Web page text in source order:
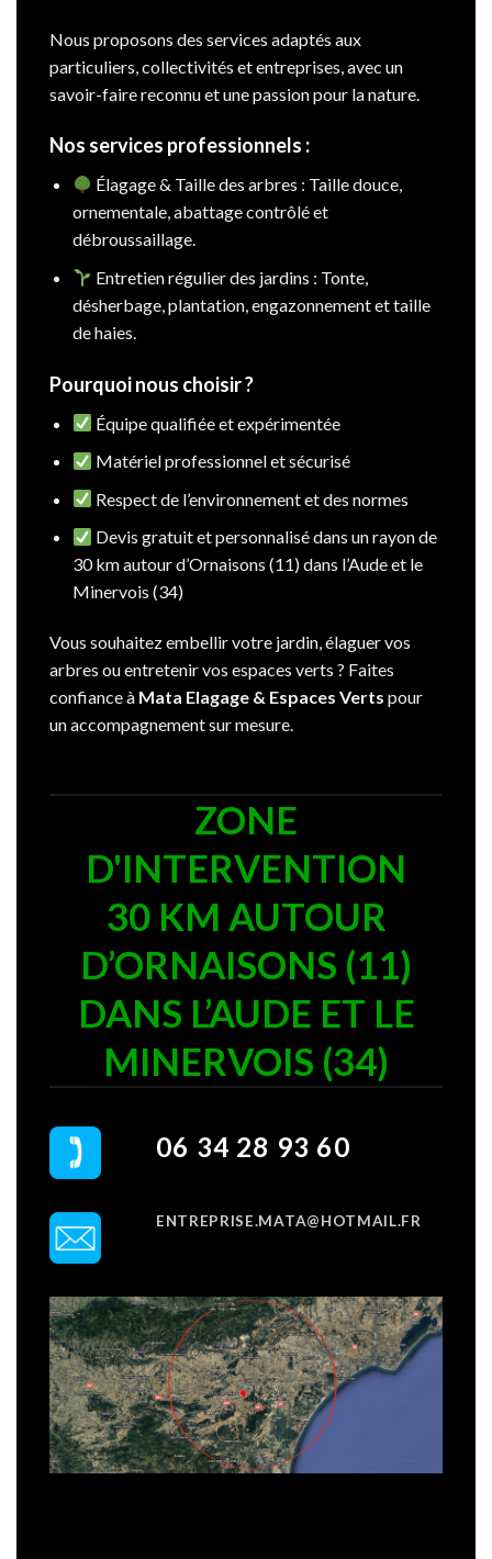
Nous proposons des services adaptés aux
particuliers, collectivités et entreprises, avec un
savoir-faire reconnu et une passion pour la nature.
Nos services professionnels :
Élagage & Taille des arbres : Taille douce,
ornementale, abattage contrôlé et
débroussaillage.
Entretien régulier des jardins : Tonte,
désherbage, plantation, engazonnement et taille
de haies.
Pourquoi nous choisir ?
Équipe qualifiée et expérimentée
Matériel professionnel et sécurisé
Respect de l’environnement et des normes
Devis gratuit et personnalisé dans un rayon de
30 km autour d’Ornaisons (11) dans l’Aude et le
Minervois (34)
Vous souhaitez embellir votre jardin, élaguer vos
arbres ou entretenir vos espaces verts ? Faites
confiance à Mata Elagage & Espaces Verts pour
un accompagnement sur mesure.
ZONE
D'INTERVENTION
30 KM AUTOUR
D’ORNAISONS (11)
DANS L’AUDE ET LE
MINERVOIS (34)
06 34 28 93 60
ENTREPRISE.MATA@HOTMAIL.FR